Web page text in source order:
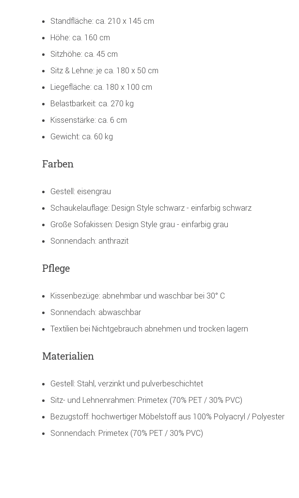
Standfläche: ca. 210 x 145 cm
Höhe: ca. 160 cm
Sitzhöhe: ca. 45 cm
Sitz & Lehne: je ca. 180 x 50 cm
Liegefläche: ca. 180 x 100 cm
Belastbarkeit: ca. 270 kg
Kissenstärke: ca. 6 cm
Gewicht: ca. 60 kg
Farben
Gestell: eisengrau
Schaukelauflage: Design Style schwarz - einfarbig schwarz
Große Sofakissen: Design Style grau - einfarbig grau
Sonnendach: anthrazit
Pflege
Kissenbezüge: abnehmbar und waschbar bei 30° C
Sonnendach: abwaschbar
Textilien bei Nichtgebrauch abnehmen und trocken lagern
Materialien
Gestell: Stahl, verzinkt und pulverbeschichtet
Sitz- und Lehnenrahmen: Primetex (70% PET / 30% PVC)
Bezugstoff: hochwertiger Möbelstoff aus 100% Polyacryl / Polyester
Sonnendach: Primetex (70% PET / 30% PVC)